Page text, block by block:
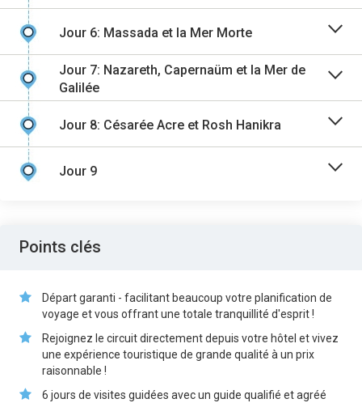
Jour 6: Massada et la Mer Morte
Jour 7: Nazareth, Capernaüm et la Mer de
Galilée
Jour 8: Césarée Acre et Rosh Hanikra
Jour 9
Points clés
Départ garanti - facilitant beaucoup votre planification de
voyage et vous offrant une totale tranquillité d'esprit !
Rejoignez le circuit directement depuis votre hôtel et vivez
une expérience touristique de grande qualité à un prix
raisonnable !
6 jours de visites guidées avec un guide qualifié et agréé